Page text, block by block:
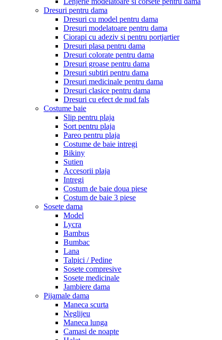
Dresuri pentru dama
Dresuri cu model pentru dama
Dresuri modelatoare pentru dama
Ciorapi cu adeziv si pentru portjartier
Dresuri plasa pentru dama
Dresuri colorate pentru dama
Dresuri groase pentru dama
Dresuri subtiri pentru dama
Dresuri medicinale pentru dama
Dresuri clasice pentru dama
Dresuri cu efect de nud fals
Costume baie
Slip pentru plaja
Sort pentru plaja
Pareo pentru plaja
Costume de baie intregi
Bikiny
Sutien
Accesorii plaja
Intregi
Costum de baie doua piese
Costum de baie 3 piese
Sosete dama
Model
Lycra
Bambus
Bumbac
Lana
Talpici / Pedine
Sosete compresive
Sosete medicinale
Jambiere dama
Pijamale dama
Maneca scurta
Neglijeu
Maneca lunga
Camasi de noapte